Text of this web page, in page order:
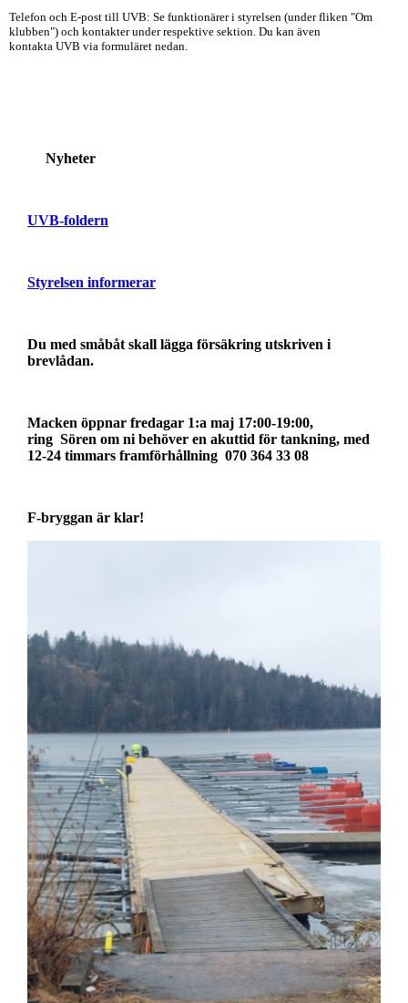
Telefon och E-post till UVB: Se funktionärer i styrelsen (under fliken "Om
klubben") och kontakter under respektive sektion. Du kan även
kontakta UVB via formuläret nedan.
Nyheter
UVB-foldern
Styrelsen informerar
Du med småbåt skall lägga försäkring utskriven i
brevlådan.
Macken öppnar fredagar 1:a maj 17:00-19:00,
ring Sören om ni behöver en akuttid för tankning, med
12-24 timmars framförhållning 070 364 33 08
F-bryggan är klar!